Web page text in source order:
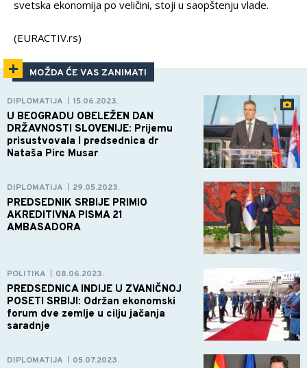
svetska ekonomija po veličini, stoji u saopštenju vlade.
(EURACTIV.rs)
MOŽDA ĆE VAS ZANIMATI
DIPLOMATIJA 15.06.2023.
U BEOGRADU OBELEŽEN DAN
DRŽAVNOSTI SLOVENIJE: Prijemu
prisustvovala I predsednica dr
Nataša Pirc Musar
DIPLOMATIJA 29.05.2023.
PREDSEDNIK SRBIJE PRIMIO
AKREDITIVNA PISMA 21
AMBASADORA
POLITIKA 08.06.2023.
PREDSEDNICA INDIJE U ZVANIČNOJ
POSETI SRBIJI: Održan ekonomski
forum dve zemlje u cilju jačanja
saradnje
DIPLOMATIJA 05.07.2023.